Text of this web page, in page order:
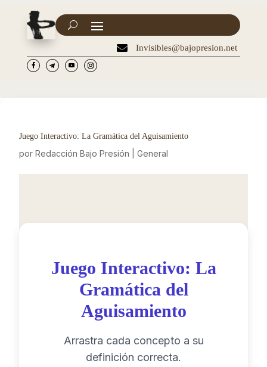
 Invisibles@bajopresion.net
Juego Interactivo: La Gramática del Aguisamiento
por Redacción Bajo Presión General
Juego Interactivo: La
Gramática del
Aguisamiento
Arrastra cada concepto a su
definición correcta.